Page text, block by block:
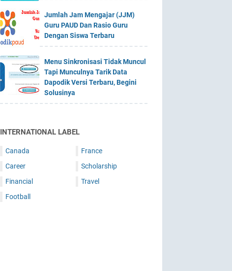
Jumlah Jam Mengajar (JJM)
Guru PAUD Dan Rasio Guru
Dengan Siswa Terbaru
Menu Sinkronisasi Tidak Muncul
Tapi Munculnya Tarik Data
Dapodik Versi Terbaru, Begini
Solusinya
INTERNATIONAL LABEL
Canada
Career
Financial
Football
France
Scholarship
Travel